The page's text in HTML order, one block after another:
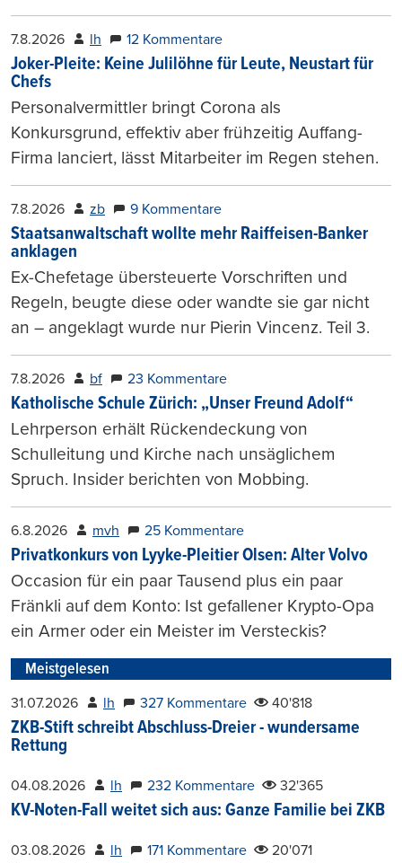
7.8.2026 lh 12 Kommentare
Joker-Pleite: Keine Julilöhne für Leute, Neustart für
Chefs
Personalvermittler bringt Corona als
Konkursgrund, effektiv aber frühzeitig Auffang-
Firma lanciert, lässt Mitarbeiter im Regen stehen.
7.8.2026 zb 9 Kommentare
Staatsanwaltschaft wollte mehr Raiffeisen-Banker
anklagen
Ex-Chefetage übersteuerte Vorschriften und
Regeln, beugte diese oder wandte sie gar nicht
an – angeklagt wurde nur Pierin Vincenz. Teil 3.
7.8.2026 bf 23 Kommentare
Katholische Schule Zürich: „Unser Freund Adolf“
Lehrperson erhält Rückendeckung von
Schulleitung und Kirche nach unsäglichem
Spruch. Insider berichten von Mobbing.
6.8.2026 mvh 25 Kommentare
Privatkonkurs von Lyyke-Pleitier Olsen: Alter Volvo
Occasion für ein paar Tausend plus ein paar
Fränkli auf dem Konto: Ist gefallener Krypto-Opa
ein Armer oder ein Meister im Versteckis?
Meistgelesen
31.07.2026 lh 327 Kommentare 40'818
ZKB-Stift schreibt Abschluss-Dreier - wundersame
Rettung
04.08.2026 lh 232 Kommentare 32'365
KV-Noten-Fall weitet sich aus: Ganze Familie bei ZKB
03.08.2026 lh 171 Kommentare 20'071